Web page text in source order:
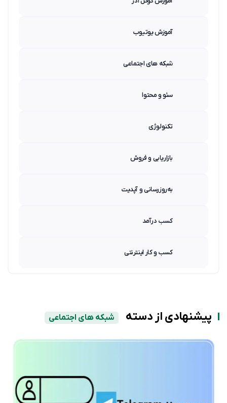
آموزش یوتیوب
شبکه های اجتماعی
سئو و محتوا
تکنولوژی
بازاریابی و فروش
به‌روزرسانی و آپدیت
کسب درآمد
کسب و کار اینترنتی
پیشنهادی از دسته شبکه های اجتماعی